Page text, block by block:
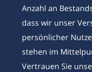
Anzahl an
dass wir unser
persönlicher
stehen im
Vertrauen Sie